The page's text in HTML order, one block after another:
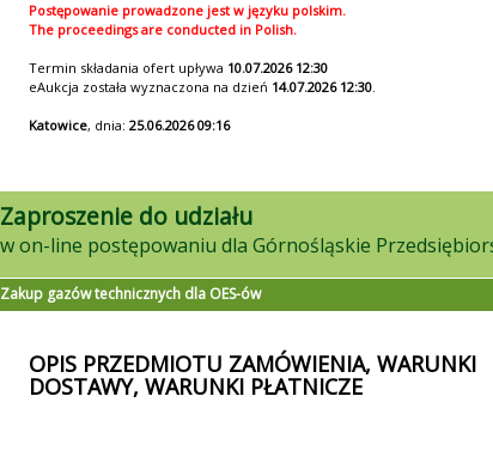
Postępowanie prowadzone jest w języku polskim.
The proceedings are conducted in Polish.
Termin składania ofert upływa 10.07.2026 12:30
eAukcja została wyznaczona na dzień 14.07.2026 12:30.
Katowice, dnia: 25.06.2026 09:16
Zaproszenie do udziału
Zakup gazów technicznych dla OES-ów
OPIS PRZEDMIOTU ZAMÓWIENIA, WARUNKI
DOSTAWY, WARUNKI PŁATNICZE